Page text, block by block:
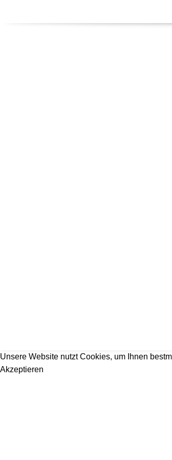
Unsere Website nutzt Cookies, um Ihnen
Akzeptieren